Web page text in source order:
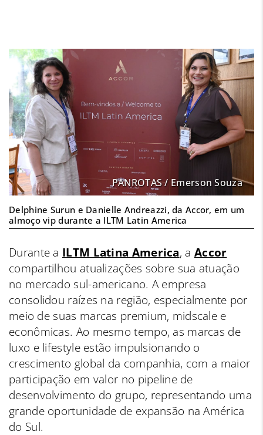
PANROTAS / Emerson Souza
Delphine Surun e Danielle Andreazzi, da Accor, em um
almoço vip durante a ILTM Latin America
Durante a ILTM Latina America, a Accor
compartilhou atualizações sobre sua atuação
no mercado sul-americano. A empresa
consolidou raízes na região, especialmente por
meio de suas marcas premium, midscale e
econômicas. Ao mesmo tempo, as marcas de
luxo e lifestyle estão impulsionando o
crescimento global da companhia, com a maior
participação em valor no pipeline de
desenvolvimento do grupo, representando uma
grande oportunidade de expansão na América
do Sul.